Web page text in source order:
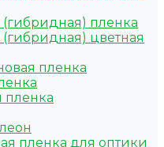
пленка
цветная
пленка
пленка
пленка для оптики